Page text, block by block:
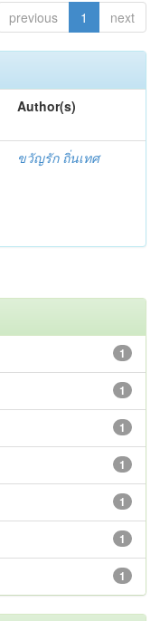
previous 1 next
Author(s)
ขวัญรัก ถิ่นเทศ
1
1
1
1
1
1
1